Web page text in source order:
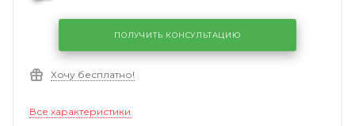
ПОЛУЧИТЬ КОНСУЛЬТАЦИЮ
Хочу бесплатно!
Все характеристики